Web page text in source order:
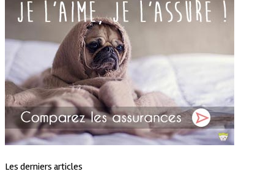
Les derniers articles